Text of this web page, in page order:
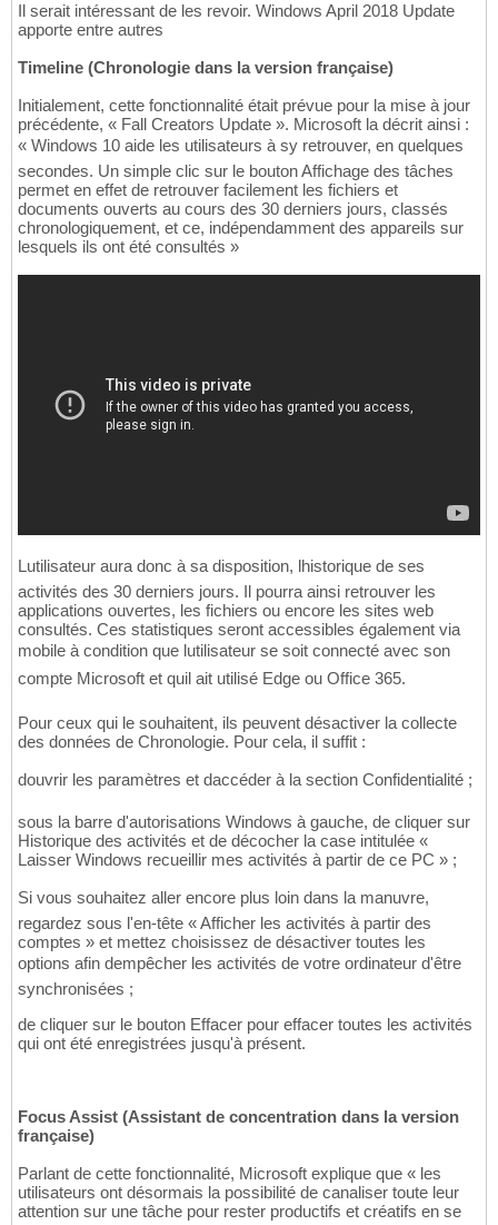
Il serait intéressant de les revoir. Windows April 2018 Update
apporte entre autres
Timeline (Chronologie dans la version française)
Initialement, cette fonctionnalité était prévue pour la mise à jour
précédente, « Fall Creators Update ». Microsoft la décrit ainsi :
« Windows 10 aide les utilisateurs à sy retrouver, en quelques
secondes. Un simple clic sur le bouton Affichage des tâches
permet en effet de retrouver facilement les fichiers et
documents ouverts au cours des 30 derniers jours, classés
chronologiquement, et ce, indépendamment des appareils sur
lesquels ils ont été consultés »
Lutilisateur aura donc à sa disposition, lhistorique de ses
activités des 30 derniers jours. Il pourra ainsi retrouver les
applications ouvertes, les fichiers ou encore les sites web
consultés. Ces statistiques seront accessibles également via
mobile à condition que lutilisateur se soit connecté avec son
compte Microsoft et quil ait utilisé Edge ou Office 365.
Pour ceux qui le souhaitent, ils peuvent désactiver la collecte
des données de Chronologie. Pour cela, il suffit :
douvrir les paramètres et daccéder à la section Confidentialité ;
sous la barre d'autorisations Windows à gauche, de cliquer sur
Historique des activités et de décocher la case intitulée «
Laisser Windows recueillir mes activités à partir de ce PC » ;
Si vous souhaitez aller encore plus loin dans la manuvre,
regardez sous l'en-tête « Afficher les activités à partir des
comptes » et mettez choisissez de désactiver toutes les
options afin dempêcher les activités de votre ordinateur d'être
synchronisées ;
de cliquer sur le bouton Effacer pour effacer toutes les activités
qui ont été enregistrées jusqu'à présent.
Focus Assist (Assistant de concentration dans la version
française)
Parlant de cette fonctionnalité, Microsoft explique que « les
utilisateurs ont désormais la possibilité de canaliser toute leur
attention sur une tâche pour rester productifs et créatifs en se